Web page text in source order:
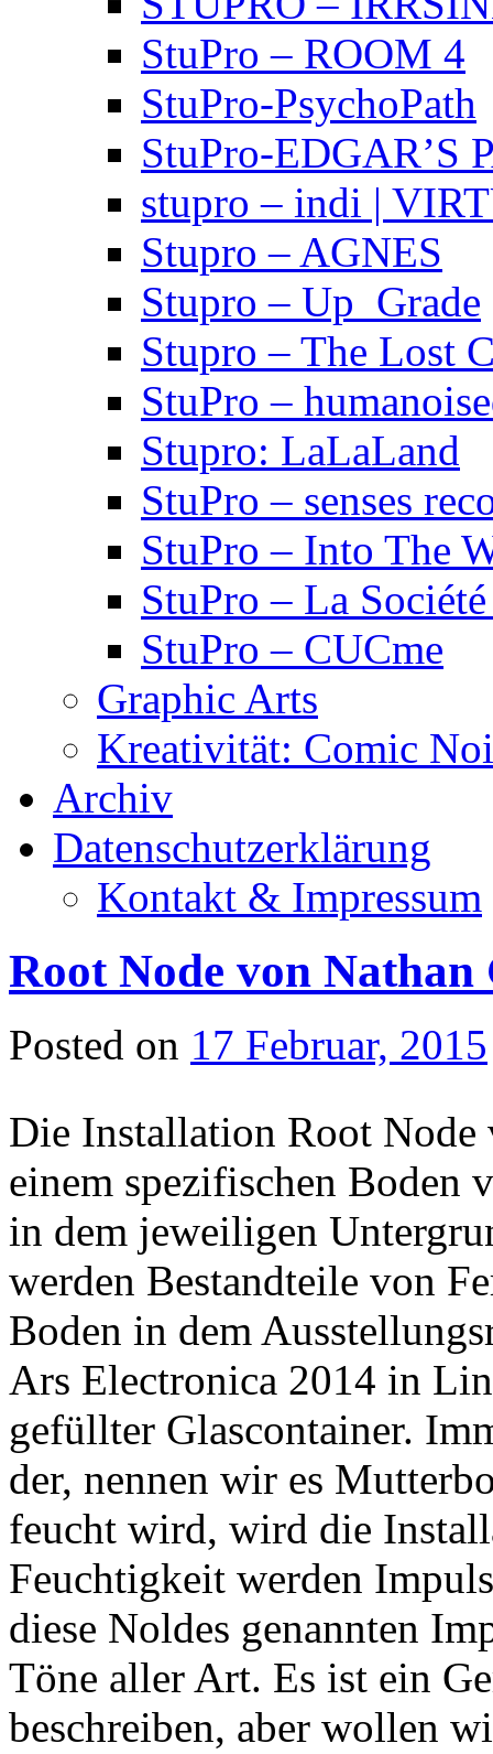
StuPro – ROOM 4
StuPro-PsychoPath
StuPro-EDGAR’S
stupro – indi |
Stupro – AGNES
Stupro – Up_Grade
Stupro – The Lost
StuPro –
Stupro: LaLaLand
StuPro – senses
StuPro – Into The
StuPro – La
StuPro – CUCme
Graphic Arts
Kreativität: Comic
Archiv
Datenschutzerklärung
Kontakt & Impressum
Root Node von Nathan
Posted on 17 Februar, 2015
Die Installation Root
einem spezifischen Boden
in dem jeweiligen
werden Bestandteile von
Boden in dem
Ars Electronica 2014 in
gefüllter Glascontainer.
der, nennen wir es
feucht wird, wird die
Feuchtigkeit werden
diese Noldes genannten
Töne aller Art. Es ist ein
beschreiben, aber wollen